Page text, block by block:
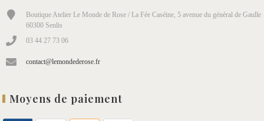
Boutique Atelier Le Monde de Rose / La Fée Caséine, 5 avenue du général de Gaulle
60300 Senlis
03 44 27 73 06
contact@lemondederose.fr
Moyens de paiement